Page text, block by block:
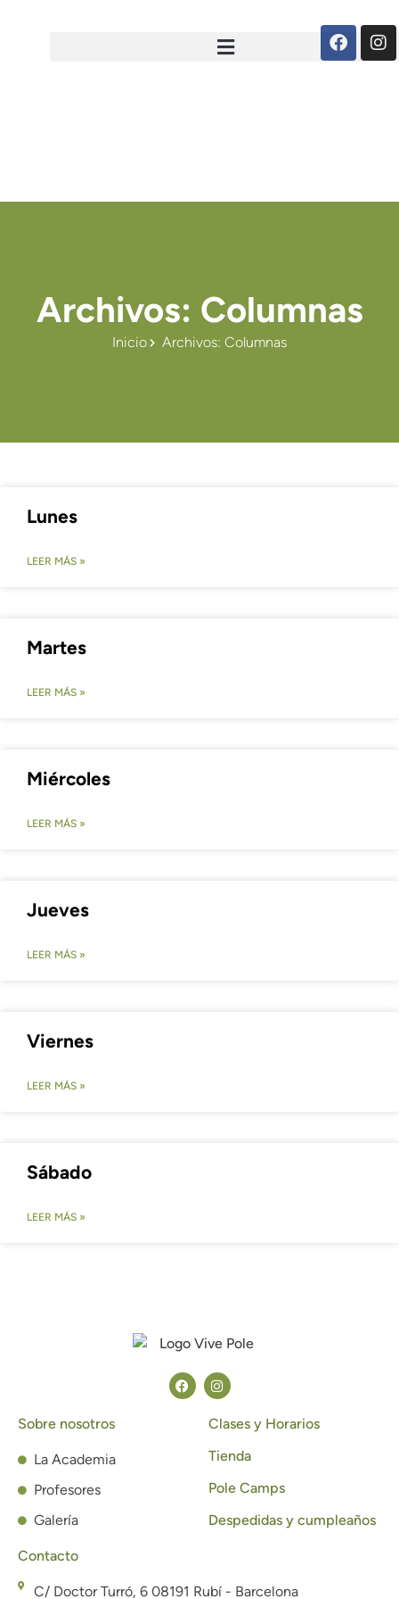
Archivos: Columnas
Inicio Archivos: Columnas
Lunes
LEER MÁS »
Martes
LEER MÁS »
Miércoles
LEER MÁS »
Jueves
LEER MÁS »
Viernes
LEER MÁS »
Sábado
LEER MÁS »
Sobre nosotros
La Academia
Profesores
Galería
Clases y Horarios
Tienda
Pole Camps
Despedidas y cumpleaños
Contacto
C/ Doctor Turró, 6 08191 Rubí - Barcelona